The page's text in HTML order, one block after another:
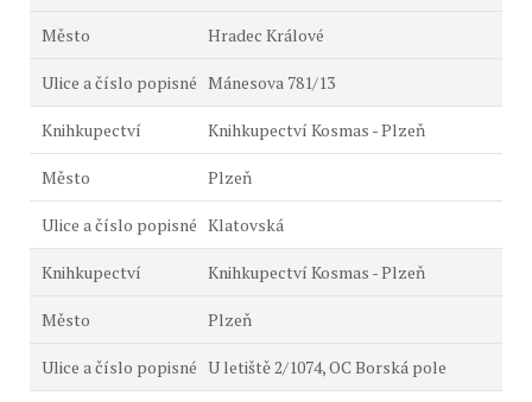
Hradec Králové
Mánesova 781/13
Knihkupectví Kosmas - Plzeň
Plzeň
Klatovská
Knihkupectví Kosmas - Plzeň
Plzeň
U letiště 2/1074, OC Borská pole